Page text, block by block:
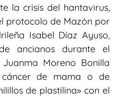
la crisis del hantavirus,
protocolo de Mazón por
Isabel Díaz Ayuso,
ancianos durante el
Moreno Bonilla
de mama o de
de plastilina» con el